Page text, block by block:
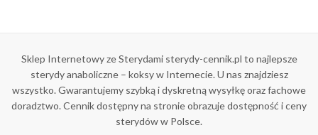
Sklep Internetowy ze Sterydami sterydy-cennik.pl to najlepsze
sterydy anaboliczne – koksy w Internecie. U nas znajdziesz
wszystko. Gwarantujemy szybką i dyskretną wysyłkę oraz fachowe
doradztwo. Cennik dostępny na stronie obrazuje dostępność i ceny
sterydów w Polsce.